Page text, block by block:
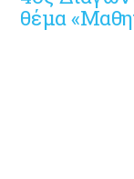
θέμα